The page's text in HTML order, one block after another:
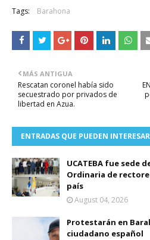
Tags: Barahona
MÁS ANTIGUA
Rescatan coronel había sido
secuestrado por privados de
libertad en Azua.
ENTRADAS QUE PUEDEN
UCATEBA fue sede
Ordinaria de
país
August 04, 2026
Protestarán en
ciudadano español